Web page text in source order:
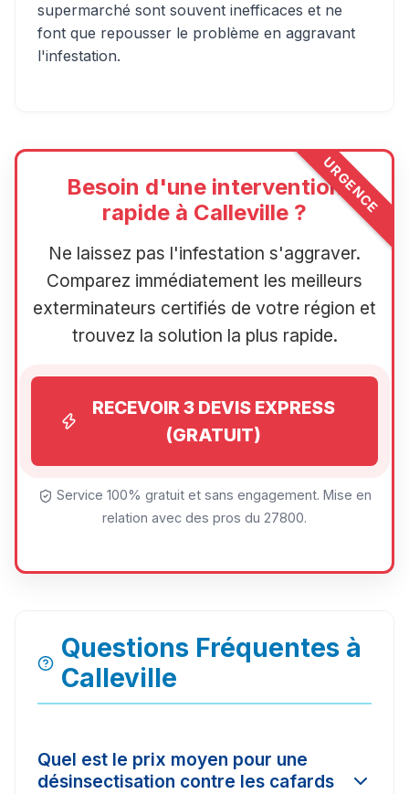
supermarché sont souvent inefficaces et ne
font que repousser le problème en aggravant
l'infestation.
URGENCE
Besoin d'une intervention
rapide à Calleville ?
Ne laissez pas l'infestation s'aggraver.
Comparez immédiatement les meilleurs
exterminateurs certifiés de votre région et
trouvez la solution la plus rapide.
RECEVOIR 3 DEVIS EXPRESS
(GRATUIT)
Service 100% gratuit et sans engagement. Mise en
relation avec des pros du 27800.
Questions Fréquentes à
Calleville
Quel est le prix moyen pour une
désinsectisation contre les cafards